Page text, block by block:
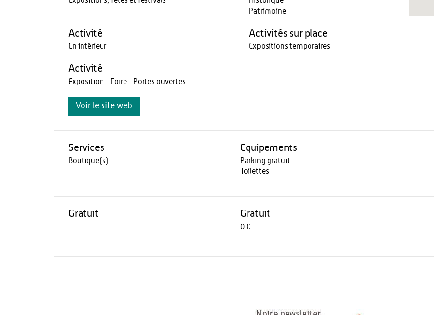
Patrimoine
Activité
En intérieur
Activités sur place
Expositions temporaires
Activité
Exposition - Foire - Portes ouvertes
Voir le site web
Services
Boutique(s)
Equipements
Parking gratuit
Toilettes
Gratuit Gratuit
0 €